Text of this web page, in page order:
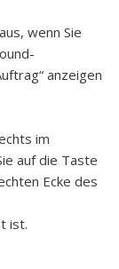
wenn Sie
anzeigen
im
auf die Taste
Ecke des
ist.